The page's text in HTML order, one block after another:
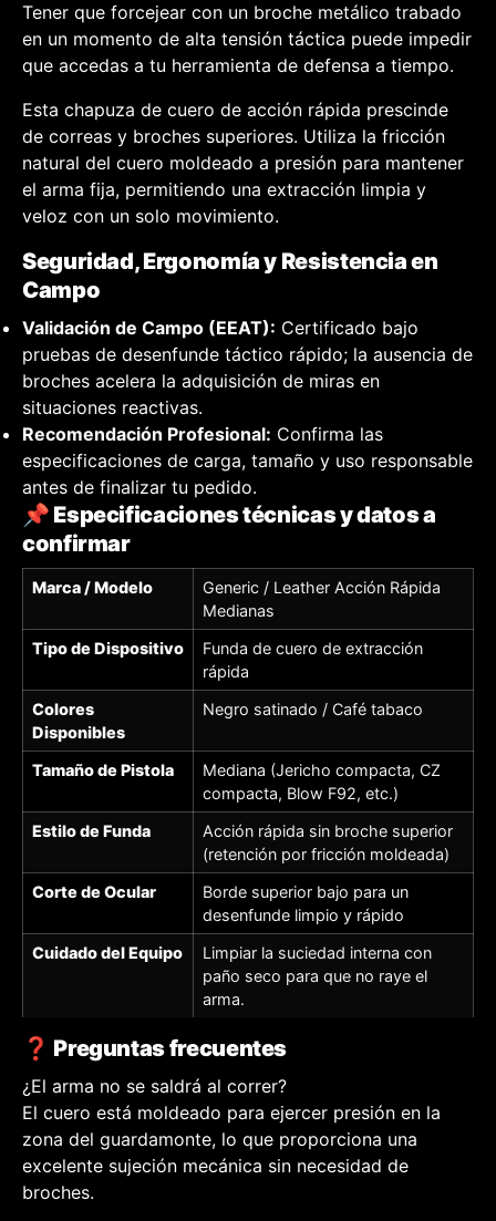
Tener que forcejear con un broche metálico trabado
en un momento de alta tensión táctica puede impedir
que accedas a tu herramienta de defensa a tiempo.
Esta chapuza de cuero de acción rápida prescinde
de correas y broches superiores. Utiliza la fricción
natural del cuero moldeado a presión para mantener
el arma fija, permitiendo una extracción limpia y
veloz con un solo movimiento.
Seguridad, Ergonomía y Resistencia en
Campo
Validación de Campo (EEAT): Certificado bajo
pruebas de desenfunde táctico rápido; la ausencia de
broches acelera la adquisición de miras en
situaciones reactivas.
Recomendación Profesional: Confirma las
especificaciones de carga, tamaño y uso responsable
antes de finalizar tu pedido.
📌 Especificaciones técnicas y datos a
confirmar
Marca / Modelo
Generic / Leather Acción Rápida
Medianas
Tipo de Dispositivo
Funda de cuero de extracción
rápida
Colores
Disponibles
Negro satinado / Café tabaco
Tamaño de Pistola
Mediana (Jericho compacta, CZ
compacta, Blow F92, etc.)
Estilo de Funda
Acción rápida sin broche superior
(retención por fricción moldeada)
Corte de Ocular
Borde superior bajo para un
desenfunde limpio y rápido
Cuidado del Equipo
Limpiar la suciedad interna con
paño seco para que no raye el
arma.
❓ Preguntas frecuentes
¿El arma no se saldrá al correr?
El cuero está moldeado para ejercer presión en la
zona del guardamonte, lo que proporciona una
excelente sujeción mecánica sin necesidad de
broches.